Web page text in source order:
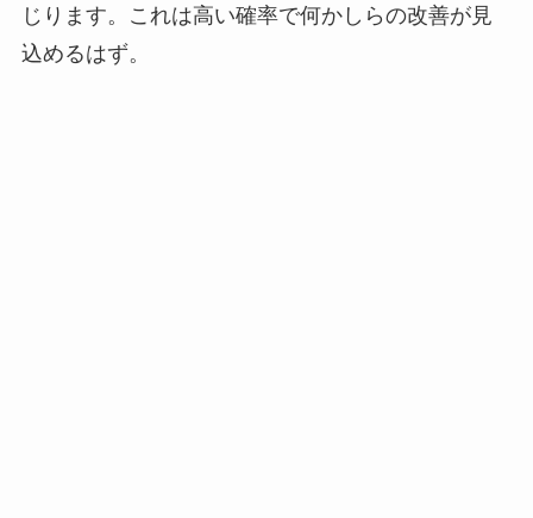
じります。これは高い確率で何かしらの改善が見
込めるはず。